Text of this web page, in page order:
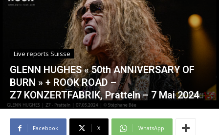
Live reports Suisse
GLENN HUGHES « 50th ANNIVERSARY OF
BURN » + ROOK ROAD –
Z7 KONZERTFABRIK, Pratteln – 7 Mai 2024
Facebook X WhatsApp